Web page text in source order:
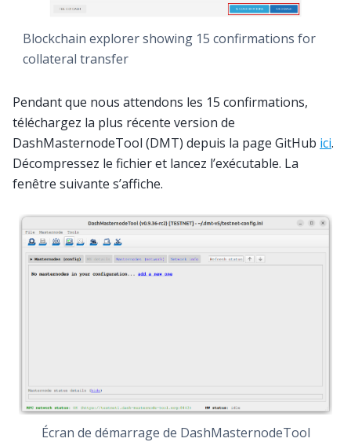
Blockchain explorer showing 15 confirmations for
collateral transfer
Pendant que nous attendons les 15 confirmations,
téléchargez la plus récente version de
DashMasternodeTool (DMT) depuis la page GitHub ici.
Décompressez le fichier et lancez l’exécutable. La
fenêtre suivante s’affiche.
Écran de démarrage de DashMasternodeTool